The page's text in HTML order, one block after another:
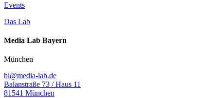
Events
Das Lab
Media Lab Bayern
München
hi@media-lab.de
Balanstraße 73 / Haus 11
81541 München